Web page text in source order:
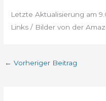
Letzte Aktualisierung am
Links / Bilder von der
← Vorheriger Beitrag